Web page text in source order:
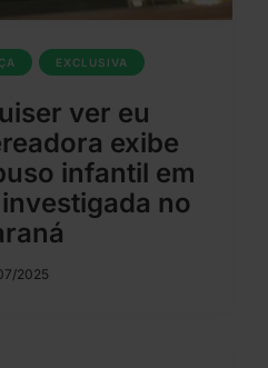
EXCLUSIVA
ver eu
exibe
infantil em
no
2025